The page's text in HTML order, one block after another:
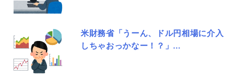
米財務省「うーん、ドル円相場に介入
しちゃおっかなー！？」...